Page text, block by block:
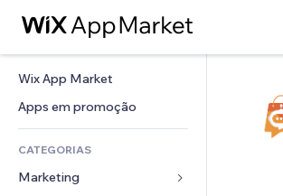
Wix App Market
Apps em promoção
CATEGORIAS
Marketing